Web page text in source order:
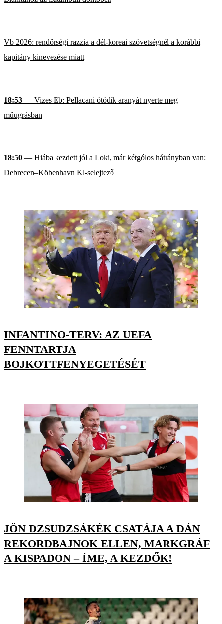
Vb 2026: rendőrségi razzia a dél-koreai szövetségnél a korábbi
kapitány kinevezése miatt
18:53 — Vizes Eb: Pellacani ötödik aranyát nyerte meg
műugrásban
18:50 — Hiába kezdett jól a Loki, már kétgólos hátrányban van:
Debrecen–Köbenhavn Kl-selejtező
INFANTINO-TERV: AZ UEFA
FENNTARTJA
BOJKOTTFENYEGETÉSÉT
JÖN DZSUDZSÁKÉK CSATÁJA A DÁN
REKORDBAJNOK ELLEN, MARKGRÁF
A KISPADON – ÍME, A KEZDŐK!